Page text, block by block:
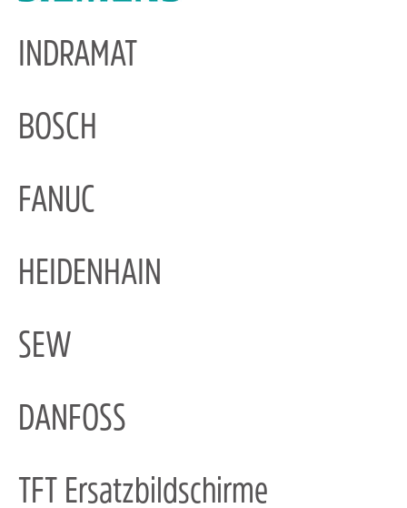
INDRAMAT
BOSCH
FANUC
HEIDENHAIN
SEW
DANFOSS
TFT Ersatzbildschirme